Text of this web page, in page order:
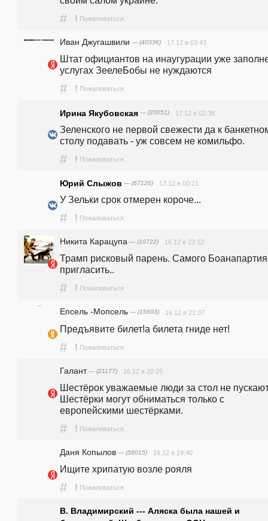
# ! Пожаловаться
Иван Джугашвили — (40336) 17.12 в 03:43
Штат официантов на инаугурации уже
услугах ЗеелеБобы не нуждаются
# ! Пожаловаться
Ирина Якубовская — (20051) 17.12 в 02:38
Зеленского не первой свежести да к
столу подавать - уж совсем не комильфо.
# ! Пожаловаться
Юрий Слыжов — (67126) 17.12 в 00:21
У Зельки срок отмерен короче...
# ! Пожаловаться
Никита Карацупа — (10722) 16.12 в 23:12
Трамп рисковый парень. Самого
пригласить..
# ! Пожаловаться
Епсель -Мопсель — (15693) 16.12 в 21:37
Предъявите билет!а билета гниде нет!
# ! Пожаловаться
Галант— (21177) 16.12 в 20:25
Шестёрок уважаемые люди за стол не
Шестёрки могут обниматься только с
европейскими шестёрками.
# ! Пожаловаться
Даня Копылов — (58015) 16.12 в 19:40
Ищите хрипатую возле рояля
# ! Пожаловаться
В. Владимирский --- Аляска была нашей и